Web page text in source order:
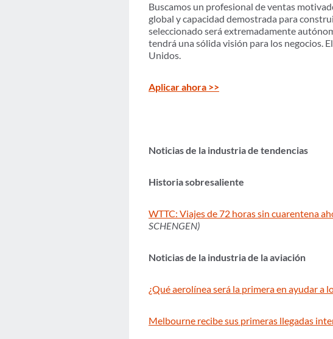
Buscamos un profesional de ventas
global y capacidad demostrada para
seleccionado será extremadamente
tendrá una sólida visión para los negocios.
Unidos.
Aplicar ahora >>
Noticias de la industria de tendencias
Historia sobresaliente
WTTC: Viajes de 72 horas sin cuarentena
SCHENGEN)
Noticias de la industria de la aviación
¿Qué aerolínea será la primera en ayudar a
Melbourne recibe sus primeras llegadas